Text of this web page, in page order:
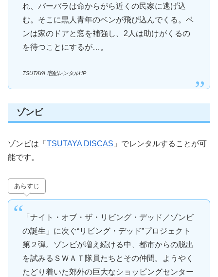
れ、バーバラは命からがら近くの民家に逃げ込
む。そこに黒人青年のベンが飛び込んでくる。ベ
ンは家のドアと窓を補強し、2人は助けがくるの
を待つことにするが…。
TSUTAYA 宅配レンタルHP
ゾンビ
ゾンビは「 TSUTAYA DISCAS 」でレンタルすることが可
能です。
あらすじ
「ナイト・オブ・ザ・リビング・デッド／ゾンビ
の誕生」に次ぐ“リビング・デッド”プロジェクト
第２弾。ゾンビが増え続ける中、都市からの脱出
を試みるＳＷＡＴ隊員たちとその仲間。ようやく
たどり着いた郊外の巨大なショッピングセンター